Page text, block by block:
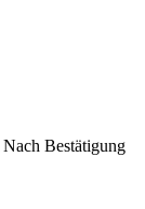
Nach Bestätigung